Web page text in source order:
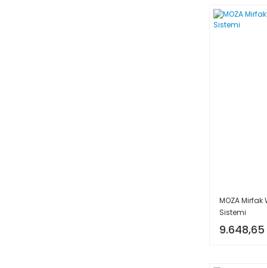
MOZA Mirfak
Sistemi
9.648,65